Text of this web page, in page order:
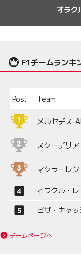
オラク
F1チームランキ
Pos. Team
メルセデス-
スクーデリ
マクラーレ
オラクル・
ビザ・キャ
チームページへ